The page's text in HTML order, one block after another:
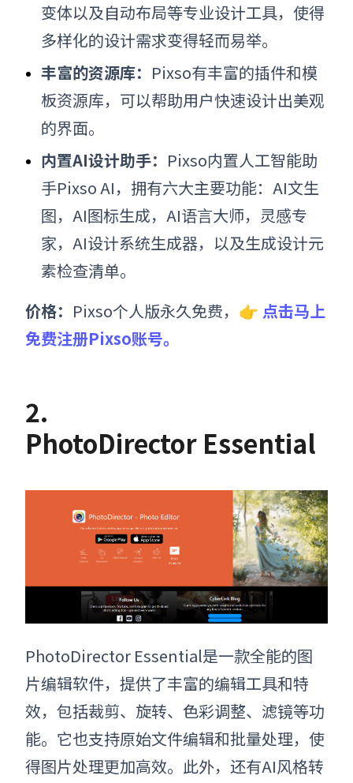
变体以及自动布局等专业设计工具，使得
多样化的设计需求变得轻而易举。
丰富的资源库： Pixso有丰富的插件和模
板资源库，可以帮助用户快速设计出美观
的界面。
内置AI设计助手： Pixso内置人工智能助
手Pixso AI，拥有六大主要功能：AI文生
图，AI图标生成，AI语言大师，灵感专
家，AI设计系统生成器，以及生成设计元
素检查清单。
价格： Pixso个人版永久免费， 👉 点击马上
免费注册Pixso账号。
2.
PhotoDirector Essential
PhotoDirector Essential是一款全能的图
片编辑软件，提供了丰富的编辑工具和特
效，包括裁剪、旋转、色彩调整、滤镜等功
能。它也支持原始文件编辑和批量处理，使
得图片处理更加高效。此外，还有AI风格转